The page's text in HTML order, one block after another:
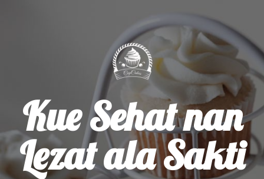
Kue Sehat nan
Lezat ala Sakti